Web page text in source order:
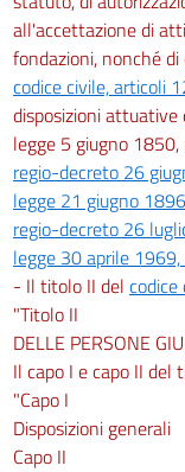
all'accettazione di
fondazioni, nonché
codice civile, articoli
disposizioni attuative
legge 5 giugno
regio-decreto 26
legge 21 giugno
regio-decreto 26
legge 30 aprile
- Il titolo II del codice
"Titolo II
DELLE PERSONE
Il capo I e capo II del
"Capo I
Disposizioni generali
Capo II